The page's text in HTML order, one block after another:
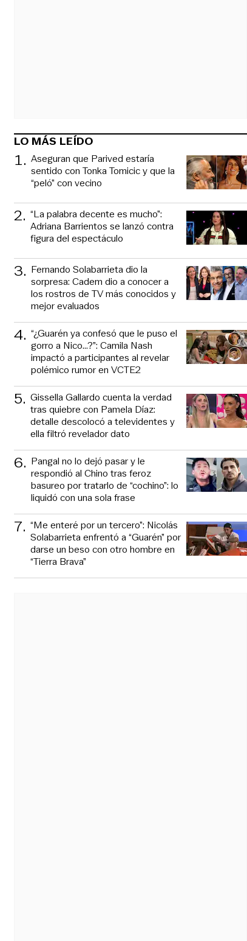
LO MÁS LEÍDO
1. Aseguran que Parived estaría
sentido con Tonka Tomicic y que la
“peló” con vecino
2. “La palabra decente es mucho”:
Adriana Barrientos se lanzó contra
figura del espectáculo
3. Fernando Solabarrieta dio la
sorpresa: Cadem dio a conocer a
los rostros de TV más conocidos y
mejor evaluados
4. “¿Guarén ya confesó que le puso el
gorro a Nico…?”: Camila Nash
impactó a participantes al revelar
polémico rumor en VCTE2
5. Gissella Gallardo cuenta la verdad
tras quiebre con Pamela Díaz:
detalle descolocó a televidentes y
ella filtró revelador dato
6. Pangal no lo dejó pasar y le
respondió al Chino tras feroz
basureo por tratarlo de “cochino”: lo
liquidó con una sola frase
7. “Me enteré por un tercero”: Nicolás
Solabarrieta enfrentó a “Guarén” por
darse un beso con otro hombre en
“Tierra Brava”